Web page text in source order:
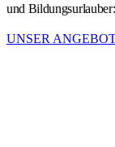
und
UNSER